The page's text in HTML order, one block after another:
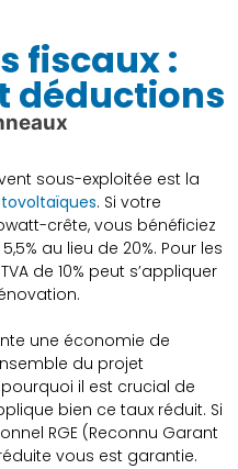
fiscaux :
déductions
sous-exploitée est la
. Si votre
crête, vous bénéficiez
au lieu de 20%. Pour les
de 10% peut s’appliquer
une économie de
du projet
il est crucial de
bien ce taux réduit. Si
RGE (Reconnu Garant
vous est garantie.